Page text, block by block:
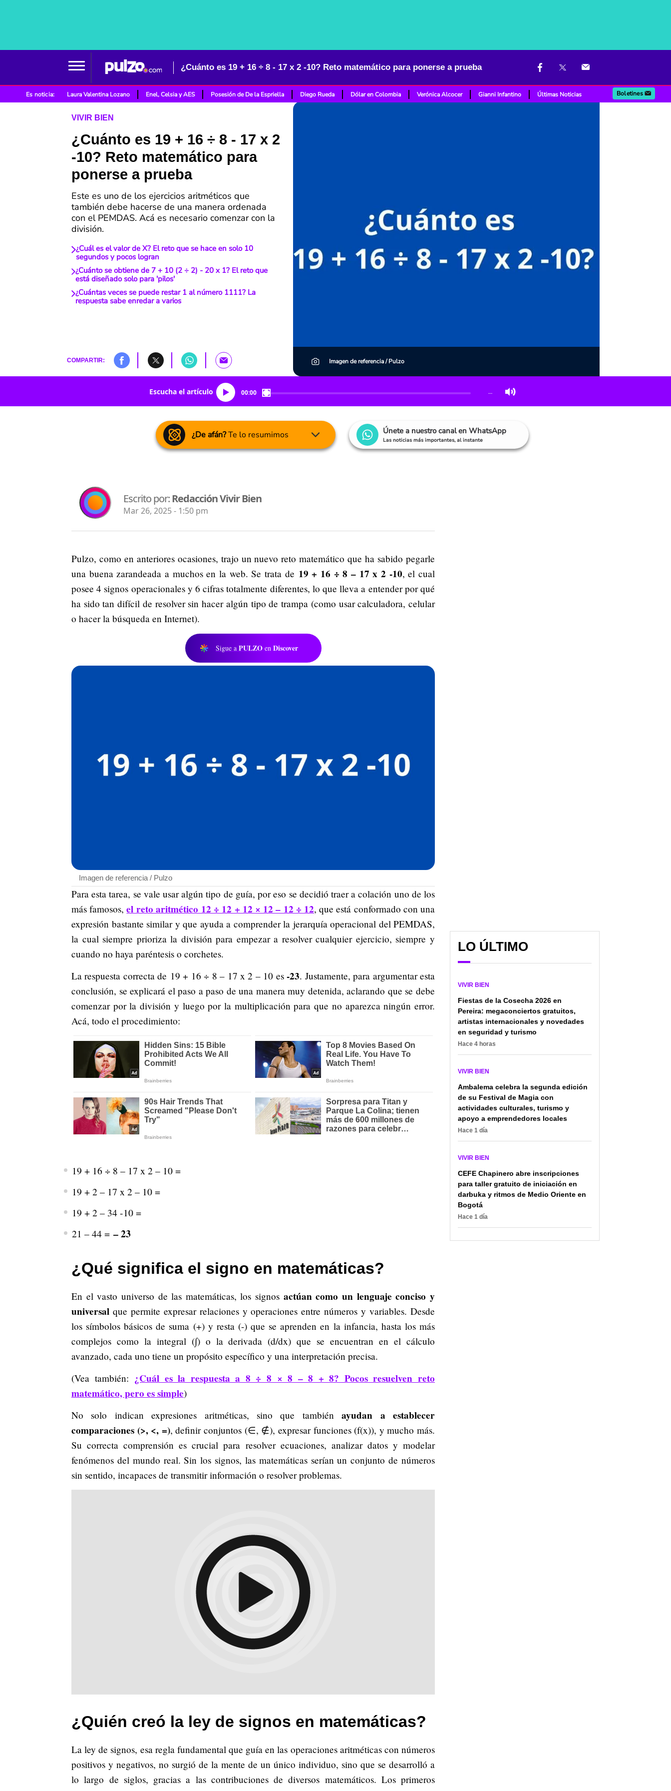
¿Cuánto es 19 + 16 ÷ 8 - 17 x 2 -10? Reto matemático para ponerse a prueba
Es noticia: Laura Valentina Lozano Enel, Celsia y AES Posesión de De la Espriella Diego Rueda Dólar en Colombia Verónica Alcocer Gianni Infantino Últimas Noticias Boletines
VIVIR BIEN
¿Cuánto es 19 + 16 ÷ 8 - 17 x 2
-10? Reto matemático para
ponerse a prueba
Este es uno de los ejercicios aritméticos que
también debe hacerse de una manera ordenada
con el PEMDAS. Acá es necesario comenzar con la
división.
¿Cuál es el valor de X? El reto que se hace en solo 10
segundos y pocos logran
¿Cuánto se obtiene de 7 + 10 (2 ÷ 2) - 20 x 1? El reto que
está diseñado solo para 'pilos'
¿Cuántas veces se puede restar 1 al número 1111? La
respuesta sabe enredar a varios
COMPARTIR: Imagen de referencia / Pulzo
Escucha el artículo 00:00 …
¿De afán?Te lo resumimos Únete a nuestro canal en WhatsApp
Las noticias más importantes, al instante
Escrito por:Redacción Vivir Bien
Mar 26, 2025 - 1:50 pm
Pulzo, como en anteriores ocasiones, trajo un nuevo reto matemático que ha sabido pegarle
una buena zarandeada a muchos en la web. Se trata de 19 + 16 ÷ 8 – 17 x 2 -10, el cual
posee 4 signos operacionales y 6 cifras totalmente diferentes, lo que lleva a entender por qué
ha sido tan difícil de resolver sin hacer algún tipo de trampa (como usar calculadora, celular
o hacer la búsqueda en Internet).
Sigue a PULZO en Discover
Imagen de referencia / Pulzo
Para esta tarea, se vale usar algún tipo de guía, por eso se decidió traer a colación uno de los
más famosos,el reto aritmético 12 ÷ 12 + 12 × 12 – 12 ÷ 12, que está conformado con una
expresión bastante similar y que ayuda a comprender la jerarquía operacional del PEMDAS,
la cual siempre prioriza la división para empezar a resolver cualquier ejercicio, siempre y
cuando no haya paréntesis o corchetes.
La respuesta correcta de 19 + 16 ÷ 8 – 17 x 2 – 10 es-23. Justamente, para argumentar esta
conclusión, se explicará el paso a paso de una manera muy detenida, aclarando que se debe
comenzar por la división y luego por la multiplicación para que no aparezca ningún error.
Acá, todo el procedimiento:
19 + 16 ÷ 8 – 17 x 2 – 10 =
19 + 2 – 17 x 2 – 10 =
19 + 2 – 34 -10 =
21 – 44 = – 23
¿Qué significa el signo en matemáticas?
En el vasto universo de las matemáticas, los signos actúan como un lenguaje conciso y
universal que permite expresar relaciones y operaciones entre números y variables. Desde
los símbolos básicos de suma (+) y resta (-) que se aprenden en la infancia, hasta los más
complejos como la integral (∫) o la derivada (d/dx) que se encuentran en el cálculo
avanzado, cada uno tiene un propósito específico y una interpretación precisa.
(Vea también: ¿Cuál es la respuesta a 8 ÷ 8 × 8 – 8 + 8? Pocos resuelven reto
matemático, pero es simple)
No solo indican expresiones aritméticas, sino que tambiénayudan a establecer
comparaciones (>, <, =), definir conjuntos (∈, ∉), expresar funciones (f(x)), y mucho más.
Su correcta comprensión es crucial para resolver ecuaciones, analizar datos y modelar
fenómenos del mundo real. Sin los signos, las matemáticas serían un conjunto de números
sin sentido, incapaces de transmitir información o resolver problemas.
¿Quién creó la ley de signos en matemáticas?
La ley de signos, esa regla fundamental que guía en las operaciones aritméticas con números
positivos y negativos, no surgió de la mente de un único individuo, sino que se desarrolló a
lo largo de siglos, gracias a las contribuciones de diversos matemáticos. Los primeros
LO ÚLTIMO
VIVIR BIEN
Fiestas de la Cosecha 2026 en
Pereira: megaconciertos gratuitos,
artistas internacionales y novedades
en seguridad y turismo
Hace 4 horas
VIVIR BIEN
Ambalema celebra la segunda edición
de su Festival de Magia con
actividades culturales, turismo y
apoyo a emprendedores locales
Hace 1 día
VIVIR BIEN
CEFE Chapinero abre inscripciones
para taller gratuito de iniciación en
darbuka y ritmos de Medio Oriente en
Bogotá
Hace 1 día